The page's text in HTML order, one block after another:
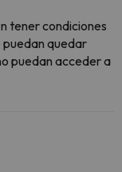
tener condiciones
puedan quedar
puedan acceder a